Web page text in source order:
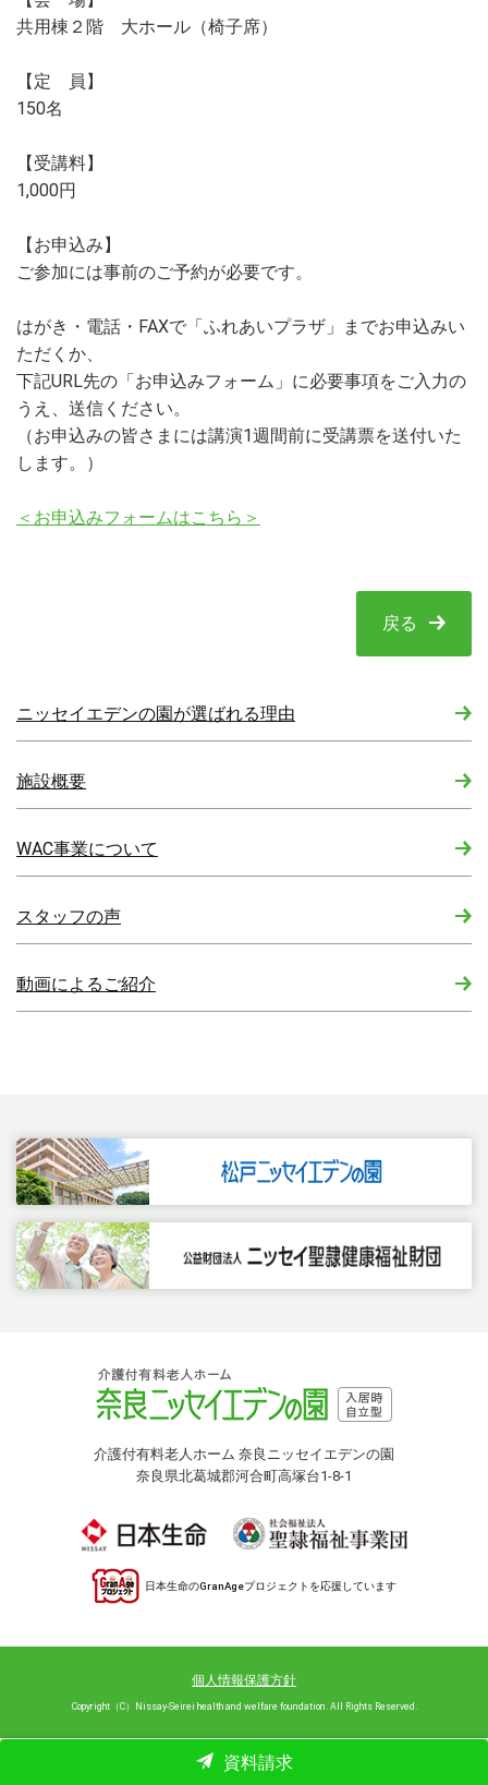
共用棟２階 大ホール（椅子席）
【定 員】
150名
【受講料】
1,000円
【お申込み】
ご参加には事前のご予約が必要です。
はがき・電話・FAXで「ふれあいプラザ」までお申込みい
ただくか、
下記URL先の「お申込みフォーム」に必要事項をご入力の
うえ、送信ください。
（お申込みの皆さまには講演1週間前に受講票を送付いた
します。）
＜お申込みフォームはこちら＞
戻る
ニッセイエデンの園が選ばれる理由
施設概要
WAC事業について
スタッフの声
動画によるご紹介
資料請求
介護付有料老人ホーム 奈良ニッセイエデンの園
奈良県北葛城郡河合町高塚台1-8-1
日本生命のGranAgeプロジェクトを応援しています
個人情報保護方針
Copyright（C）Nissay-Seirei health and welfare foundation. All Rights Reserved.